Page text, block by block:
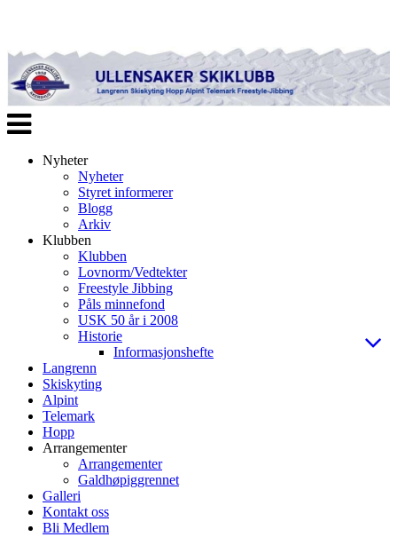
Veksle
navigasjon
Nyheter
Nyheter
Styret informerer
Blogg
Arkiv
Klubben
Klubben
Lovnorm/Vedtekter
Freestyle Jibbing
Påls minnefond
USK 50 år i 2008
Historie
Informasjonshefte
Langrenn
Skiskyting
Alpint
Telemark
Hopp
Arrangementer
Arrangementer
Galdhøpiggrennet
Galleri
Kontakt oss
Bli Medlem